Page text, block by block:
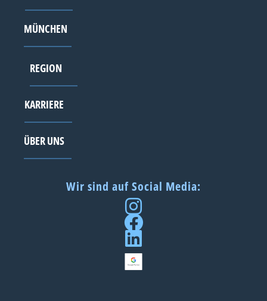
MÜNCHEN
REGION
KARRIERE
ÜBER UNS
Wir sind auf Social Media: